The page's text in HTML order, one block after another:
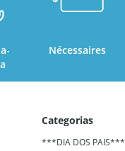
Nécessaires
Categorias
***DIA DOS PAIS***